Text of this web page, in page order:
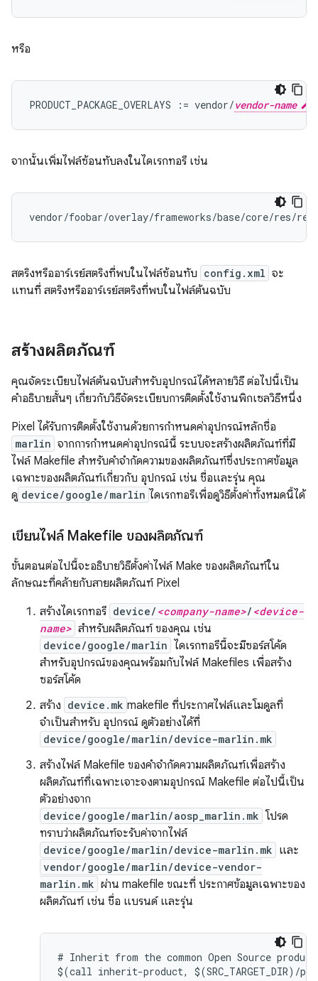
หรือ
PRODUCT_PACKAGE_OVERLAYS := vendor/vendor-name
จากนั้นเพิ่มไฟล์ซ้อนทับลงในไดเรกทอรี เช่น
สตริงหรืออาร์เรย์สตริงที่พบในไฟล์ซ้อนทับ config.xml จะ
แทนที่ สตริงหรืออาร์เรย์สตริงที่พบในไฟล์ต้นฉบับ
สร้างผลิตภัณฑ์
คุณจัดระเบียบไฟล์ต้นฉบับสำหรับอุปกรณ์ได้หลายวิธี ต่อไปนี้เป็น
คำอธิบายสั้นๆ เกี่ยวกับวิธีจัดระเบียบการติดตั้งใช้งานพิกเซลวิธีหนึ่ง
Pixel ได้รับการติดตั้งใช้งานด้วยการกำหนดค่าอุปกรณ์หลักชื่อ
marlin จากการกำหนดค่าอุปกรณ์นี้ ระบบจะสร้างผลิตภัณฑ์ที่มี
ไฟล์ Makefile สำหรับคำจำกัดความของผลิตภัณฑ์ซึ่งประกาศข้อมูล
เฉพาะของผลิตภัณฑ์เกี่ยวกับ อุปกรณ์ เช่น ชื่อและรุ่น คุณ
ดู device/google/marlin ไดเรกทอรีเพื่อดูวิธีตั้งค่าทั้งหมดนี้ได้
เขียนไฟล์ Makefile ของผลิตภัณฑ์
ขั้นตอนต่อไปนี้จะอธิบายวิธีตั้งค่าไฟล์ Make ของผลิตภัณฑ์ใน
ลักษณะที่คล้ายกับสายผลิตภัณฑ์ Pixel
สร้างไดเรกทอรี device/ <company-name>/ <device-
name> สำหรับผลิตภัณฑ์ ของคุณ เช่น
device/google/marlin ไดเรกทอรีนี้จะมีซอร์สโค้ด
สำหรับอุปกรณ์ของคุณพร้อมกับไฟล์ Makefiles เพื่อสร้าง
ซอร์สโค้ด
สร้าง device.mk makefile ที่ประกาศไฟล์และโมดูลที่
จำเป็นสำหรับ อุปกรณ์ ดูตัวอย่างได้ที่
device/google/marlin/device-marlin.mk
สร้างไฟล์ Makefile ของคำจำกัดความผลิตภัณฑ์เพื่อสร้าง
ผลิตภัณฑ์ที่เฉพาะเจาะจงตามอุปกรณ์ Makefile ต่อไปนี้เป็น
ตัวอย่างจาก
device/google/marlin/aosp_marlin.mk โปรด
ทราบว่าผลิตภัณฑ์จะรับค่าจากไฟล์
device/google/marlin/device-marlin.mk และ
vendor/google/marlin/device-vendor-
marlin.mk ผ่าน makefile ขณะที่ ประกาศข้อมูลเฉพาะของ
ผลิตภัณฑ์ เช่น ชื่อ แบรนด์ และรุ่น
# Inherit from the common Open Source
$(call inherit-product, $(SRC_TARGET_DIR)/